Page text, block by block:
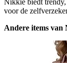
Nikkie biedt
voor de
Andere items van